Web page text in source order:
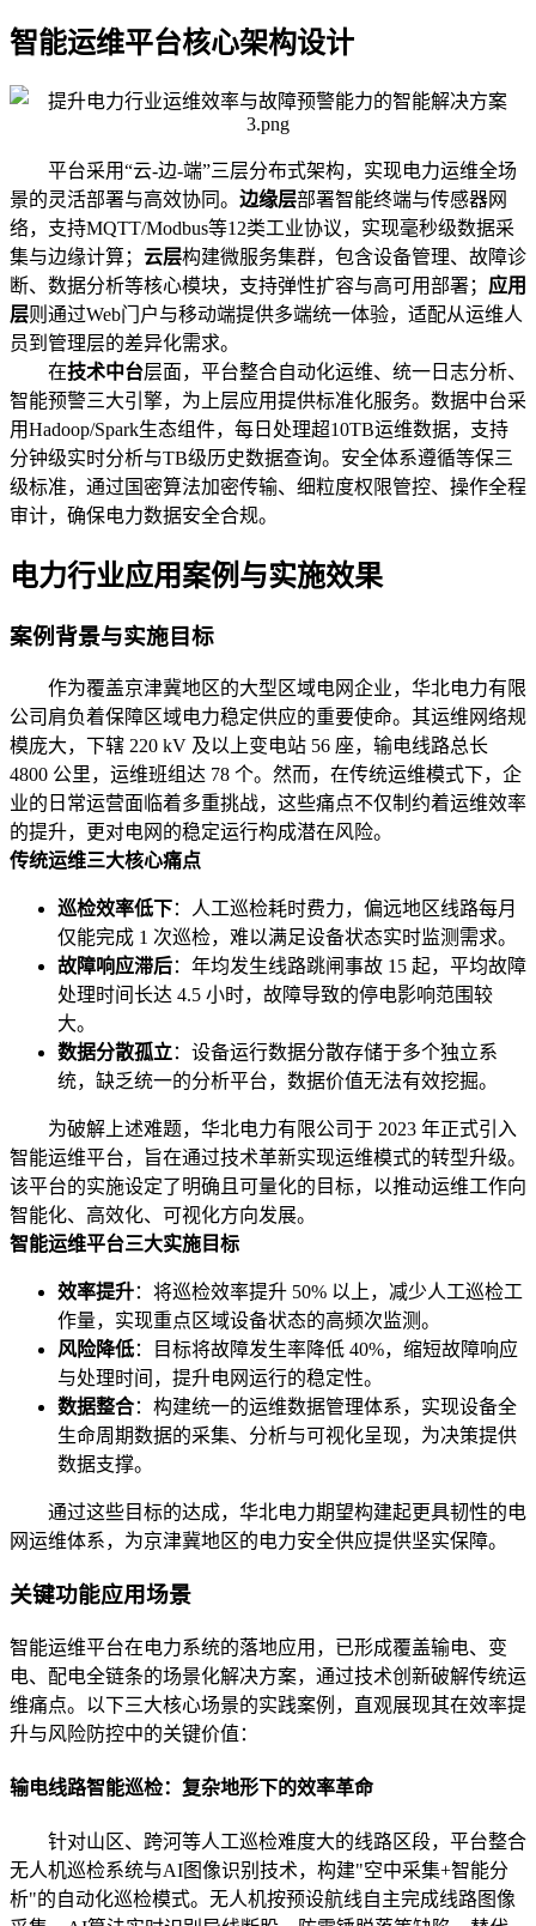
智能运维平台核心架构设计
平台采用“云-边-端”三层分布式架构，实现电力运维全场
景的灵活部署与高效协同。 边缘层部署智能终端与传感器网
络，支持MQTT/Modbus等12类工业协议，实现毫秒级数据采
集与边缘计算； 云层构建微服务集群，包含设备管理、故障诊
断、数据分析等核心模块，支持弹性扩容与高可用部署； 应用
层则通过Web门户与移动端提供多端统一体验，适配从运维人
员到管理层的差异化需求。
在技术中台层面，平台整合自动化运维、统一日志分析、
智能预警三大引擎，为上层应用提供标准化服务。数据中台采
用Hadoop/Spark生态组件，每日处理超10TB运维数据，支持
分钟级实时分析与TB级历史数据查询。安全体系遵循等保三
级标准，通过国密算法加密传输、细粒度权限管控、操作全程
审计，确保电力数据安全合规。
电力行业应用案例与实施效果
案例背景与实施目标
作为覆盖京津冀地区的大型区域电网企业，华北电力有限
公司肩负着保障区域电力稳定供应的重要使命。其运维网络规
模庞大，下辖 220 kV 及以上变电站 56 座，输电线路总长
4800 公里，运维班组达 78 个。然而，在传统运维模式下，企
业的日常运营面临着多重挑战，这些痛点不仅制约着运维效率
的提升，更对电网的稳定运行构成潜在风险。
传统运维三大核心痛点
巡检效率低下：人工巡检耗时费力，偏远地区线路每月
仅能完成 1 次巡检，难以满足设备状态实时监测需求。
故障响应滞后：年均发生线路跳闸事故 15 起，平均故障
处理时间长达 4.5 小时，故障导致的停电影响范围较
大。
数据分散孤立：设备运行数据分散存储于多个独立系
统，缺乏统一的分析平台，数据价值无法有效挖掘。
为破解上述难题，华北电力有限公司于 2023 年正式引入
智能运维平台，旨在通过技术革新实现运维模式的转型升级。
该平台的实施设定了明确且可量化的目标，以推动运维工作向
智能化、高效化、可视化方向发展。
智能运维平台三大实施目标
效率提升：将巡检效率提升 50% 以上，减少人工巡检工
作量，实现重点区域设备状态的高频次监测。
风险降低：目标将故障发生率降低 40%，缩短故障响应
与处理时间，提升电网运行的稳定性。
数据整合：构建统一的运维数据管理体系，实现设备全
生命周期数据的采集、分析与可视化呈现，为决策提供
数据支撑。
通过这些目标的达成，华北电力期望构建起更具韧性的电
网运维体系，为京津冀地区的电力安全供应提供坚实保障。
关键功能应用场景
智能运维平台在电力系统的落地应用，已形成覆盖输电、变
电、配电全链条的场景化解决方案，通过技术创新破解传统运
维痛点。以下三大核心场景的实践案例，直观展现其在效率提
升与风险防控中的关键价值：
输电线路智能巡检：复杂地形下的效率革命
针对山区、跨河等人工巡检难度大的线路区段，平台整合
无人机巡检系统与AI图像识别技术，构建"空中采集+智能分
析"的自动化巡检模式。无人机按预设航线自主完成线路图像